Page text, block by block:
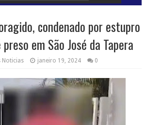
condenado por estupro
em São José da Tapera
Noticias janeiro 19, 2024 0